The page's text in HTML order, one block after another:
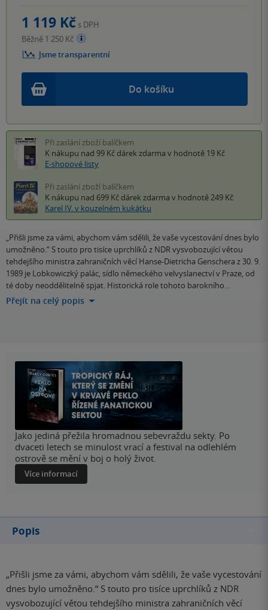
Do košíku
1 119 Kč s DPH
Běžně 1 250 Kč
Jsme transparentní
Při zaslání zboží balíčkem
K nákupu nad 99 Kč dárek zdarma v hodnotě 19 Kč
E-shopové listy
Při zaslání zboží balíčkem
K nákupu nad 699 Kč dárek zdarma v hodnotě 249 Kč
Karel IV. v kouzelném kukátku
„Přišli jsme za vámi, abychom vám sdělili, že vaše vycestování dnes bylo
umožněno.“ S touto pro tisíce uprchlíků z NDR vysvobozující větou
tehdejšího ministra zahraničních věcí Hanse-Dietricha Genschera z 30. 9.
1989 je Lobkowiczký palác, sídlo německého velvyslanectví v Praze, od
té doby ne­od­dělitelně spjat. Historická role tohoto barokního…
Přejít na celý popis
Jako jediná přežila hromadnou sebevraždu sekty. Po
dvaceti letech se minulost vrací a festival na odlehlém
ostrově se mění v boj o holý život.
Více informací
Popis
„Přišli jsme za vámi, abychom vám sdělili, že vaše vycestování
dnes bylo umožněno.“ S touto pro tisíce uprchlíků z NDR
vysvobozující větou tehdejšího ministra zahraničních věcí